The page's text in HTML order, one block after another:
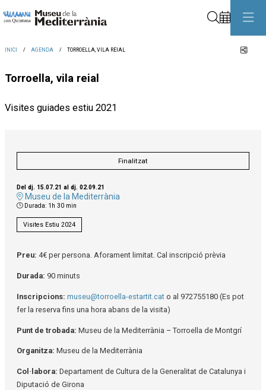
INICI AGENDA TORROELLA, VILA REIAL
Torroella, vila reial
Visites guiades estiu 2021
Finalitzat
Del dj. 15.07.21 al dj. 02.09.21
Museu de la Mediterrània
Durada: 1h 30 min
Visites Estiu 2024
Preu: 4€ per persona. Aforament limitat. Cal inscripció prèvia
Durada: 90 minuts
Inscripcions: museu@torroella-estartit.cat o al 972755180 (Es pot
fer la reserva fins una hora abans de la visita)
Punt de trobada: Museu de la Mediterrània – Torroella de Montgrí
Organitza: Museu de la Mediterrània
Col·labora: Departament de Cultura de la Generalitat de Catalunya i
Diputació de Girona